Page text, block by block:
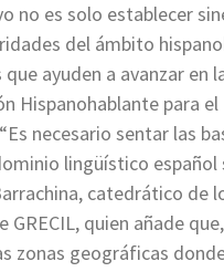
no es solo establecer
del ámbito
que ayuden a avanzar
Hispanohablante para
necesario sentar las
lingüístico español
catedrático de
GRECIL, quien añade
zonas geográficas